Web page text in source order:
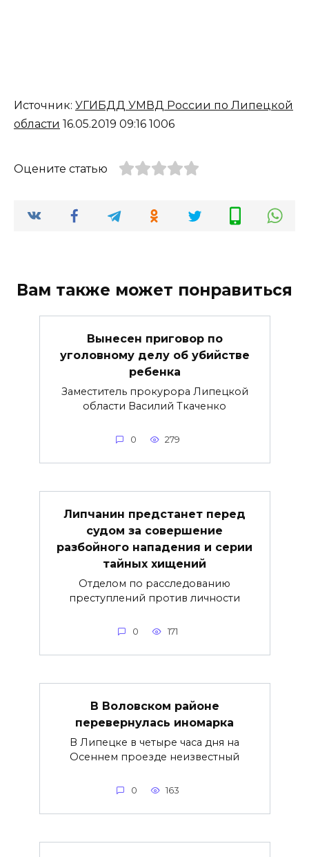
Источник: УГИБДД УМВД России по Липецкой
области 16.05.2019 09:16 1006
Оцените статью
Вам также может понравиться
Вынесен приговор по
уголовному делу об убийстве
ребенка
Заместитель прокурора Липецкой
области Василий Ткаченко
0 279
Липчанин предстанет перед
судом за совершение
разбойного нападения и серии
тайных хищений
Отделом по расследованию
преступлений против личности
0 171
В Воловском районе
перевернулась иномарка
В Липецке в четыре часа дня на
Осеннем проезде неизвестный
0 163